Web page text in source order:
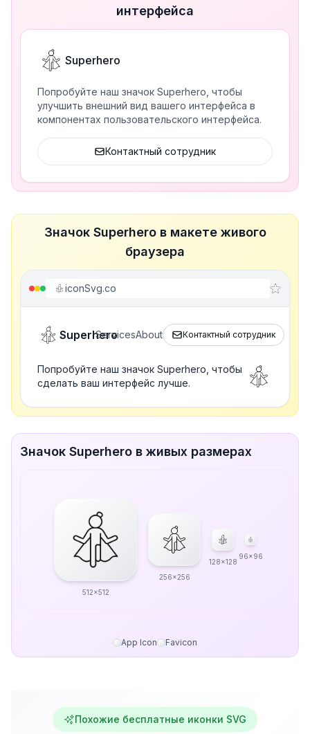
интерфейса
Superhero
Попробуйте наш значок Superhero, чтобы
улучшить внешний вид вашего интерфейса в
компонентах пользовательского интерфейса.
Контактный сотрудник
Значок Superhero в макете живого
браузера
iconSvg.co
Superhero
ServicesAbout Контактный сотрудник
Попробуйте наш значок Superhero, чтобы
сделать ваш интерфейс лучше.
Значок Superhero в живых размерах
512x512
256x256
128x128
96x96
App Icon Favicon
Похожие бесплатные иконки SVG